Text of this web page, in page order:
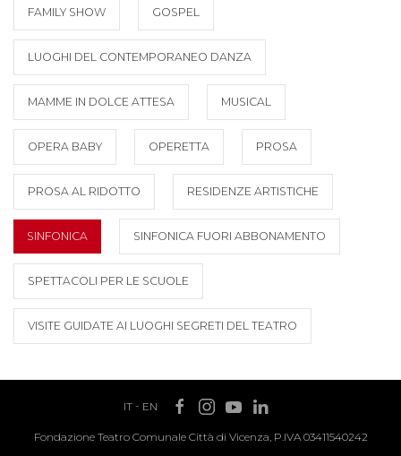
FAMILY SHOW GOSPEL
LUOGHI DEL CONTEMPORANEO DANZA
MAMME IN DOLCE ATTESA MUSICAL
OPERA BABY OPERETTA PROSA
PROSA AL RIDOTTO RESIDENZE ARTISTICHE
SINFONICA SINFONICA FUORI ABBONAMENTO
SPETTACOLI PER LE SCUOLE
VISITE GUIDATE AI LUOGHI SEGRETI DEL TEATRO
IT- EN
Fondazione Teatro Comunale Città di Vicenza, P.IVA 03411540242